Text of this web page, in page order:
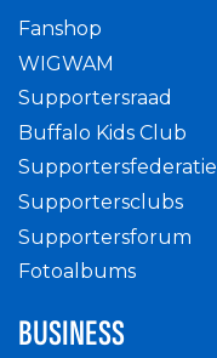
Fanshop
WIGWAM
Supportersraad
Buffalo Kids Club
Supportersfederatie
Supportersclubs
Supportersforum
Fotoalbums
BUSINESS